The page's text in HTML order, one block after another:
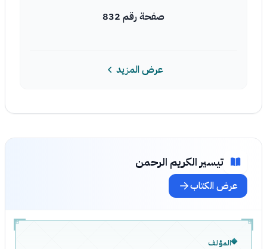
صفحة رقم 832
عرض المزيد
تيسير الكريم الرحمن
عرض الكتاب
المؤلف